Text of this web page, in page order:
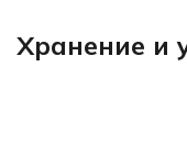
Хранение и